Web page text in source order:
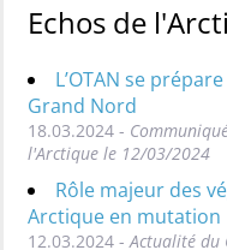
Echos de
L’OTAN se
Grand Nord
18.03.2024 -
l'Arctique le 12/03/2024
Rôle majeur des
Arctique en mutation
12.03.2024 - Actualité du